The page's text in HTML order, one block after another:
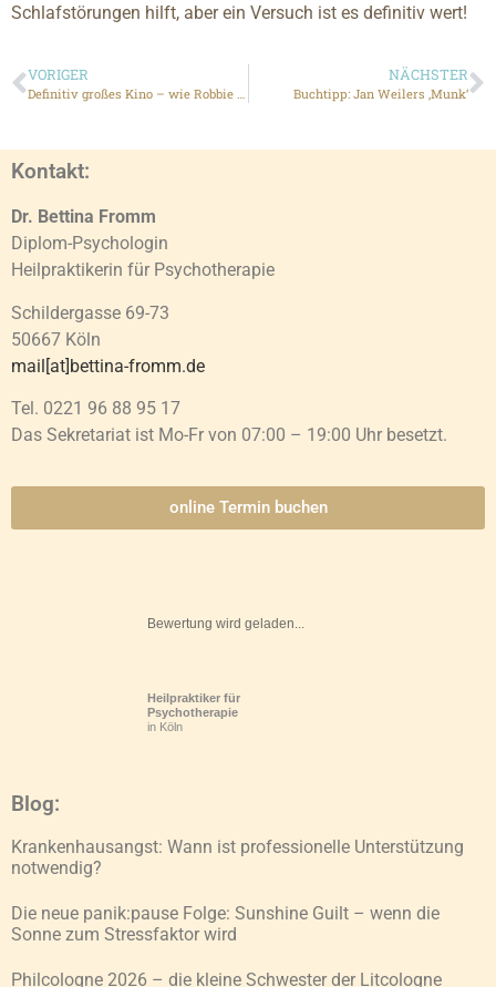
Schlafstörungen hilft, aber ein Versuch ist es definitiv wert!
VORIGER
Definitiv großes Kino – wie Robbie Williams seine Dämonen besiegt
NÄCHSTER
Buchtipp: Jan Weilers ‚Munk‘
Kontakt:
Dr. Bettina Fromm
Diplom-Psychologin
Heilpraktikerin für Psychotherapie
Schildergasse 69-73
50667 Köln
mail[at]bettina-fromm.de
Tel. 0221 96 88 95 17
Das Sekretariat ist Mo-Fr von 07:00 – 19:00 Uhr besetzt.
online Termin buchen
Bewertung wird geladen...
Heilpraktiker für
Psychotherapie
in Köln
Blog:
Krankenhausangst: Wann ist professionelle Unterstützung
notwendig?
Die neue panik:pause Folge: Sunshine Guilt – wenn die
Sonne zum Stressfaktor wird
Philcologne 2026 – die kleine Schwester der Litcologne